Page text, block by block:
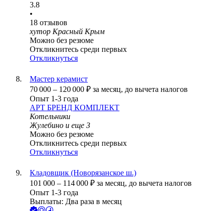
3.8
•
18 отзывов
хутор Красный Крым
Можно без резюме
Откликнитесь среди первых
Откликнуться
Мастер керамист
70 000 – 120 000 ₽ за месяц, до вычета налогов
Опыт 1-3 года
АРТ БРЕНД КОМПЛЕКТ
Котельники
Жулебино и еще 3
Можно без резюме
Откликнитесь среди первых
Откликнуться
Кладовщик (Новорязанское ш.)
101 000 – 114 000 ₽ за месяц, до вычета налогов
Опыт 1-3 года
Выплаты: Два раза в месяц